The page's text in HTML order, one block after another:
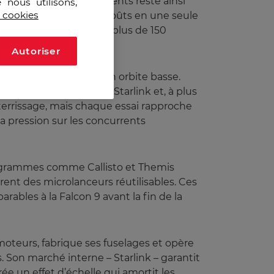
l’intégralité des coûts en une seule
alimenter et a réalisé plus de 150
mettre 150 tonnes en orbite basse.
les lancements Starlink et, à plus
mais chaque essai rapproche
pression sur les concurrents
comme Callisto et Themis
des microlanceurs réutilisables. Ces
à la Falcon 9 avant la fin de la
fabrique ses fuselages et opère
Son marché interne – Starlink – garantit
Autoriser